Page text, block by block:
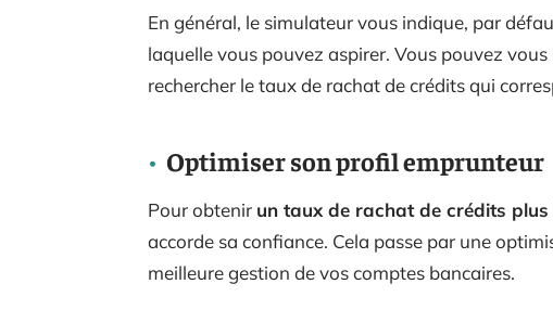
En général, le simulateur vous indique, par
laquelle vous pouvez aspirer. Vous pouvez
rechercher le taux de rachat de crédits qui
Optimiser son profil emprunteur
Pour obtenir un taux de rachat de crédits
accorde sa confiance. Cela passe par une
meilleure gestion de vos comptes bancaires.